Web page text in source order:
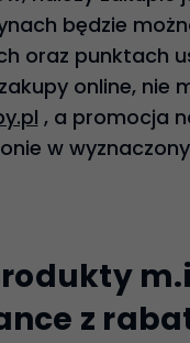
będzie
oraz punktach
online, nie
, a promocja
w
z